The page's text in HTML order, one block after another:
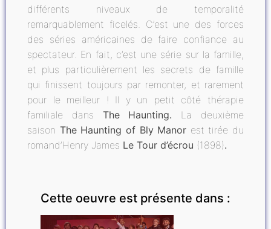
différents niveaux de temporalité
remarquablement ficelés. C’est une des forces
des séries américaines de faire confiance au
spectateur. En fait, c’est une série sur la famille,
et plus particulièrement les secrets de famille
qui finissent toujours par remonter, et rarement
pour le meilleur ! Il y un petit côté thérapie
familiale dans The Haunting. La deuxième
saison The Haunting of Bly Manor est tirée du
romand’Henry James Le Tour d’écrou (1898).
Cette oeuvre est présente dans :